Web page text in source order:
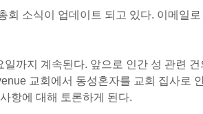
회 소식이 업데이트 되고 있다. 이메일
일까지 계속된다. 앞으로 인간 성 관련
교회에서 동성혼자를 교회 집사로
항에 대해 토론하게 된다.